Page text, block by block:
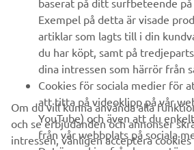
FAQ & SUPPORT
NYHETSBREV
Bli först att ta del av de senaste
nyheterna och mycket mer
Exempel på detta är visade
artiklar som lagts till i din
du har köpt, samt på
dina intressen som härrör från
Cookies för sociala medier för
att titta på videoklipp på vår
YouTube) och även att du
från vår webbplats på sociala
Om du vill kunna använda alla
och se erbjudanden och annonser
intressen, vänligen acceptera